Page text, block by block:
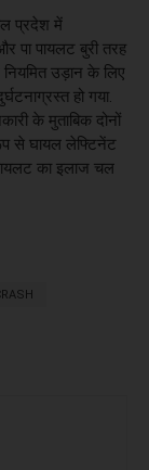
प्रदेश में
पा पायलट बुरी तरह
उड़ान के लिए
हो गया.
के मुताबिक दोनों
से घायल लेफ्टिनेंट
का इलाज चल